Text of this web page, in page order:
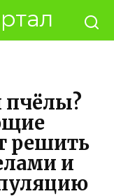
пчёлы?
решить
и